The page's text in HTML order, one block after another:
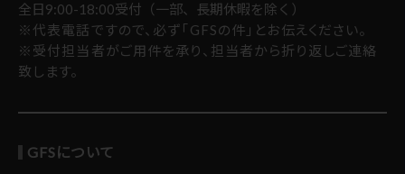
全日9:00-18:00受付（一部、長期休暇を除く）
※代表電話ですので、必ず「GFSの件」とお伝えください。
※受付担当者がご用件を承り、担当者から折り返しご連絡
致します。
GFSについて